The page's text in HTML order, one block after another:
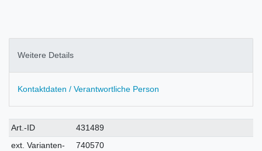
Weitere Details
Kontaktdaten / Verantwortliche Person
Technisches
Merkmal
Wert
Art.-ID
431489
ext. Varianten-
740570